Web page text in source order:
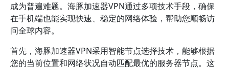
成为普遍难题。海豚加速器VPN通过多项技术手段，确保
在手机端也能实现快速、稳定的网络体验，帮助您顺畅访
问全球内容。
首先，海豚加速器VPN采用智能节点选择技术，能够根据
您的当前位置和网络状况自动匹配最优的服务器节点。这